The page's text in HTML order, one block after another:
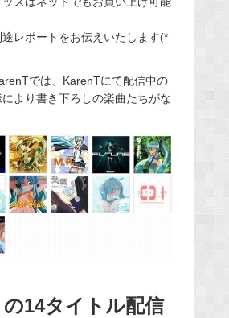
レポートをお伝えいたします(*
では、KarenTにて配信中の
より書き下ろしの楽曲たちがな
14タイトル配信